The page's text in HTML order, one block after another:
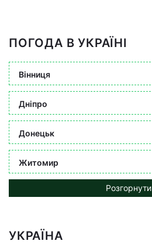
ПОГОДА В УКРАЇНІ
Вінниця
Дніпро
Донецьк
Житомир
Розгорнути
УКРАЇНА